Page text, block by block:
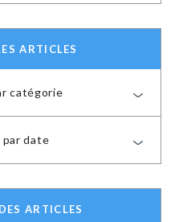
ARTICLES
catégorie
par date
ARTICLES